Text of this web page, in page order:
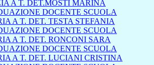
A T. DET.MOSTI MARINA
DOCENTE SCUOLA
A T. DET. TESTA STEFANIA
DOCENTE SCUOLA
A T. DET. RONCONI SARA
DOCENTE SCUOLA
A T. DET. LUCIANI CRISTINA